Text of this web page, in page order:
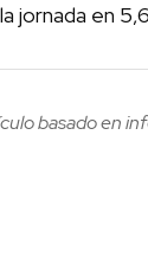
jornada en
basado en